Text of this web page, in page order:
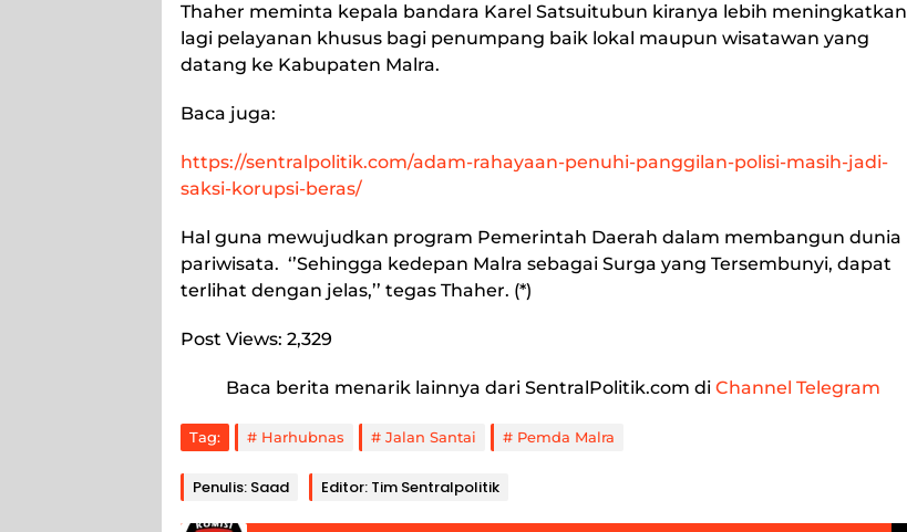
Thaher meminta kepala bandara Karel Satsuitubun kiranya lebih meningkatkan
lagi pelayanan khusus bagi penumpang baik lokal maupun wisatawan yang
datang ke Kabupaten Malra.
Baca juga:
https://sentralpolitik.com/adam-rahayaan-penuhi-panggilan-polisi-masih-jadi-
saksi-korupsi-beras/
Hal guna mewujudkan program Pemerintah Daerah dalam membangun dunia
pariwisata. ‘’Sehingga kedepan Malra sebagai Surga yang Tersembunyi, dapat
terlihat dengan jelas,’’ tegas Thaher. (*)
Post Views: 2,329
Baca berita menarik lainnya dari SentralPolitik.com di Channel Telegram
Tag: Harhubnas Jalan Santai Pemda Malra
Penulis: Saad Editor: Tim Sentralpolitik